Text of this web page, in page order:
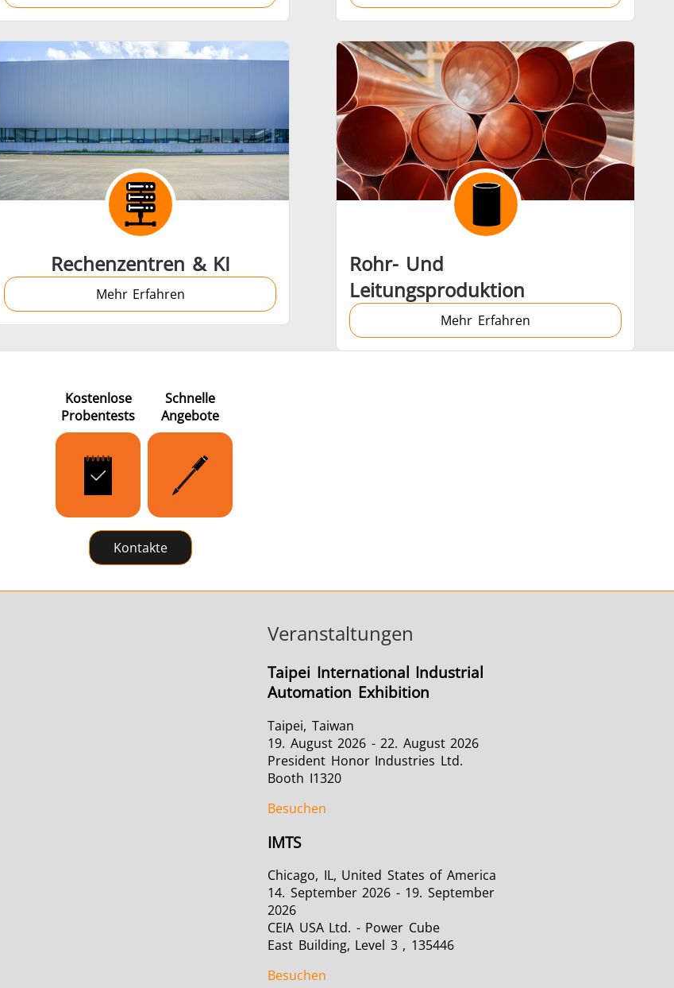
Rechenzentren & KI
Mehr Erfahren
Rohr- Und
Leitungsproduktion
Mehr Erfahren
Kostenlose
Probentests
Schnelle
Angebote
Kontakte
Veranstaltungen
Taipei International Industrial
Automation Exhibition
Taipei, Taiwan
19. August 2026 - 22. August 2026
President Honor Industries Ltd.
Booth I1320
Besuchen
IMTS
Chicago, IL, United States of America
14. September 2026 - 19. September
2026
CEIA USA Ltd. - Power Cube
East Building, Level 3 , 135446
Besuchen